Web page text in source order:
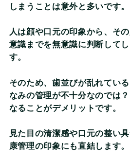
しまうことは意外と多いです。
人は顔や口元の印象から、そ
意識までを無意識に判断して
す。
そのため、歯並びが乱れてい
なみの管理が不十分なのでは
なることがデメリットです。
見た目の清潔感や口元の整い
康管理の印象にも直結します。